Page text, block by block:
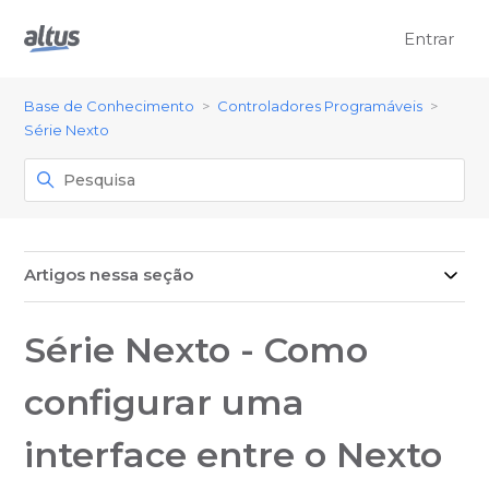
Entrar
Base de Conhecimento
Controladores Programáveis
Série Nexto
Artigos nessa seção
Série Nexto - Como
configurar uma
interface entre o Nexto